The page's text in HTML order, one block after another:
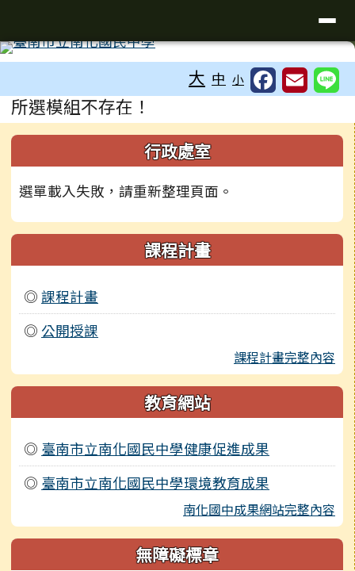
大 中 小
主內容區域
所選模組不存在！
左邊區域內容 行政處室
選單載入失敗，請重新整理頁面。
課程計畫
◎ 課程計畫
◎ 公開授課
課程計畫完整內容
教育網站
◎ 臺南市立南化國民中學健康促進成果
◎ 臺南市立南化國民中學環境教育成果
南化國中成果網站完整內容
無障礙標章
頁尾區域